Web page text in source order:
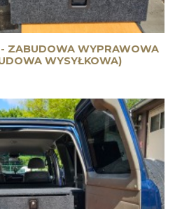
- ZABUDOWA WYPRAWOWA
WYSYŁKOWA)